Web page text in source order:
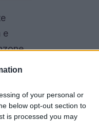
of your personal or
below opt-out section to
is processed you may
e
e